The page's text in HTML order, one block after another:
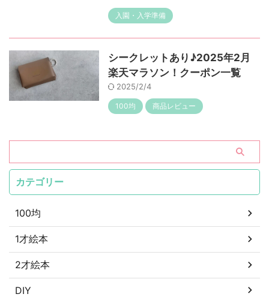
入園・入学準備
シークレットあり♪2025年2月
楽天マラソン！クーポン一覧
2025/2/4
100均 商品レビュー
カテゴリー
100均
1才絵本
2才絵本
DIY